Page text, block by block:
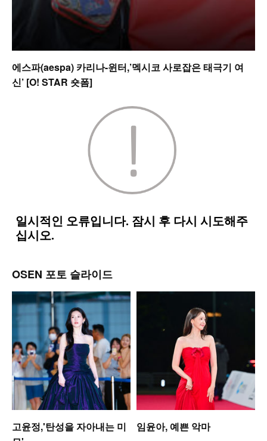
에스파(aespa) 카리나-윈터,’멕시코 사로잡은 태극기 여
신’ [O! STAR 숏폼]
OSEN 포토 슬라이드
고윤정,'탄성을 자아내는 미
임윤아, 예쁜 악마